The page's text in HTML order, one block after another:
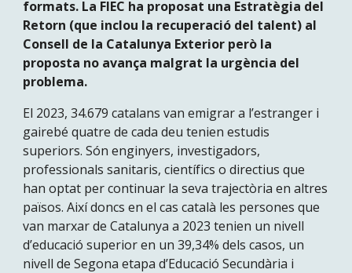
formats. La FIEC ha proposat una Estratègia del
Retorn (que inclou la recuperació del talent) al
Consell de la Catalunya Exterior però la
proposta no avança malgrat la urgència del
problema.
El 2023, 34.679 catalans van emigrar a l’estranger i
gairebé quatre de cada deu tenien estudis
superiors. Són enginyers, investigadors,
professionals sanitaris, científics o directius que
han optat per continuar la seva trajectòria en altres
països. Així doncs en el cas català les persones que
van marxar de Catalunya a 2023 tenien un nivell
d’educació superior en un 39,34% dels casos, un
nivell de Segona etapa d’Educació Secundària i